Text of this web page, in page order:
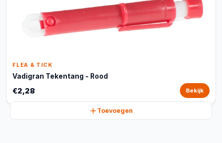
FLEA & TICK
Vadigran Tekentang - Rood
€2,28 Bekijk
Toevoegen